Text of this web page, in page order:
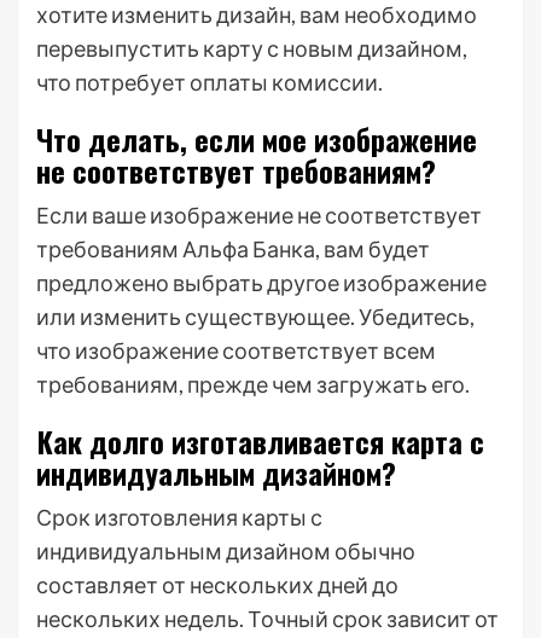
хотите изменить дизайн, вам необходимо
перевыпустить карту с новым дизайном,
что потребует оплаты комиссии.
Что делать, если мое изображение
не соответствует требованиям?
Если ваше изображение не соответствует
требованиям Альфа Банка, вам будет
предложено выбрать другое изображение
или изменить существующее. Убедитесь,
что изображение соответствует всем
требованиям, прежде чем загружать его.
Как долго изготавливается карта с
индивидуальным дизайном?
Срок изготовления карты с
индивидуальным дизайном обычно
составляет от нескольких дней до
нескольких недель. Точный срок зависит от